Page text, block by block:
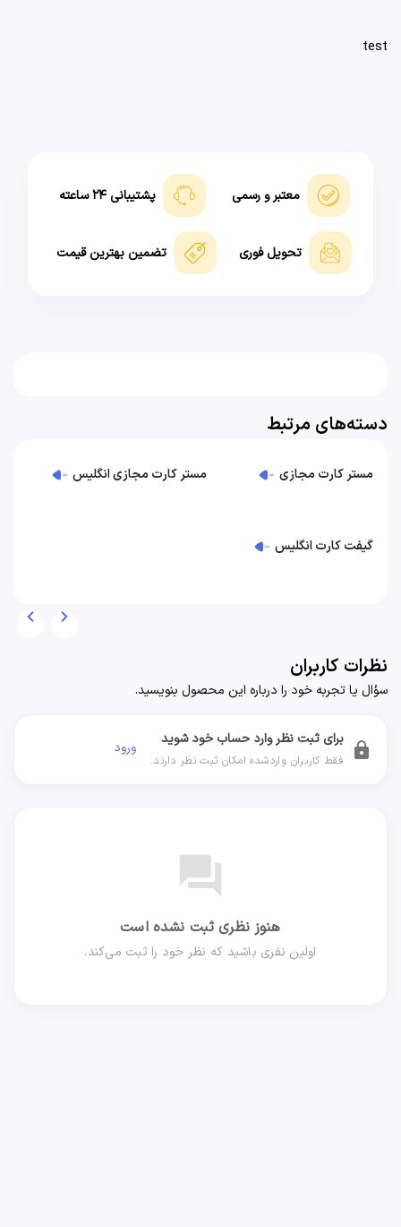
test
معتبر و رسمی پشتیبانی ۲۴ ساعته
تحویل فوری تضمین بهترین قیمت
دسته‌های مرتبط
مستر کارت مجازی مستر کارت مجازی انگلیس
گیفت کارت انگلیس
نظرات کاربران
سؤال یا تجربه خود را درباره این محصول بنویسید.
lock برای ثبت نظر وارد حساب خود شوید
فقط کاربران واردشده امکان ثبت نظر دارند.
ورود
forum
هنوز نظری ثبت نشده است
اولین نفری باشید که نظر خود را ثبت می‌کند.